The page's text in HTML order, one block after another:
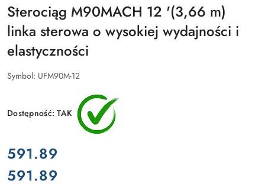
Sterociąg M90MACH 12 '(3,66 m)
linka sterowa o wysokiej wydajności i
elastyczności
Symbol: UFM90M-12
Dostępność:TAK
cena:
591.89
Cena:
591.89